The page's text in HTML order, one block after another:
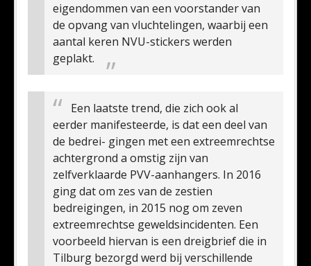
eigendommen van een voorstander van
de opvang van vluchtelingen, waarbij een
aantal keren NVU-stickers werden
geplakt.
Een laatste trend, die zich ook al
eerder manifesteerde, is dat een deel van
de bedrei- gingen met een extreemrechtse
achtergrond a omstig zijn van
zelfverklaarde PVV-aanhangers. In 2016
ging dat om zes van de zestien
bedreigingen, in 2015 nog om zeven
extreemrechtse geweldsincidenten. Een
voorbeeld hiervan is een dreigbrief die in
Tilburg bezorgd werd bij verschillende